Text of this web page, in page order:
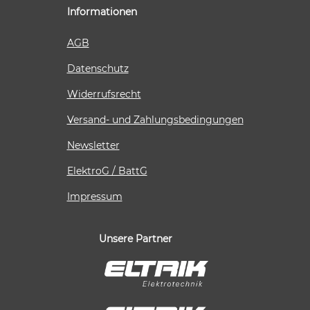
Informationen
AGB
Datenschutz
Widerrufsrecht
Versand- und Zahlungsbedingungen
Newsletter
ElektroG / BattG
Impressum
Unsere Partner